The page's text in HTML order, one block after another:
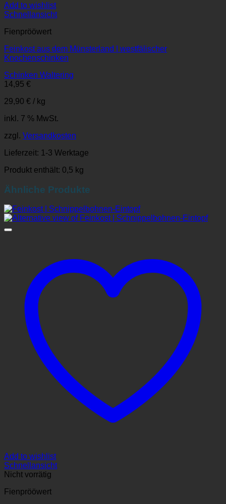
Add to wishlist
Schnellansicht
Fienprööwert
Feinkost aus dem Münsterland | westfälischer
Knochenschinken
Schinken Waltering
14,95 €
29,90 € / kg
inkl. 7 % MwSt.
zzgl. Versandkosten
Lieferzeit: 1-3 Werktage
Produkt enthält: 0,5 kg
Ähnliche Produkte
Add to wishlist
Schnellansicht
Nicht vorrätig
Fienprööwert